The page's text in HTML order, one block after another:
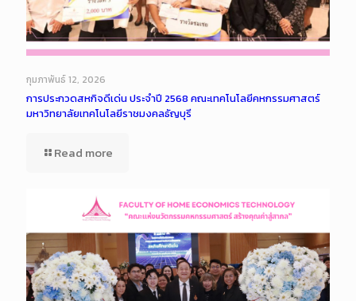
กุมภาพันธ์ 12, 2026
การประกวดสหกิจดีเด่น ประจำปี 2568 คณะเทคโนโลยีคหกรรมศาสตร์
มหาวิทยาลัยเทคโนโลยีราชมงคลธัญบุรี
Read more